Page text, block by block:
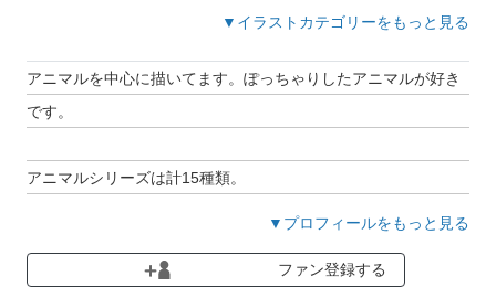
▼イラストカテゴリーをもっと見る
アニマルを中心に描いてます。ぽっちゃりしたアニマルが好き
です。
アニマルシリーズは計15種類。
～アニマルシリーズ～
▼プロフィールをもっと見る
ファン登録する